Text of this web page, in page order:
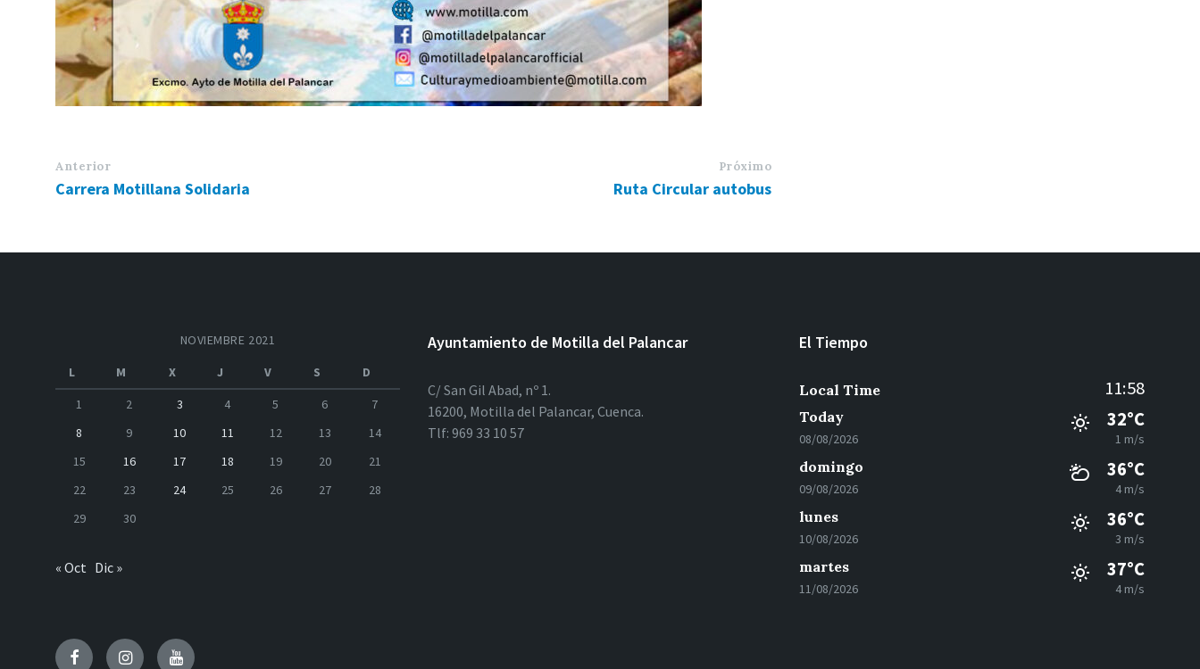
Anterior
Carrera Motillana Solidaria
Próximo
Ruta Circular autobus
NOVIEMBRE 2021
L
M X J V S
D
1
2 3 4 5 6
7
8
9 10 11 12 13
14
15
16 17 18 19 20
21
22
23 24 25 26 27
28
29
30
« Oct Dic »
Ayuntamiento de Motilla del Palancar
C/ San Gil Abad, nº 1.
16200, Motilla del Palancar, Cuenca.
Tlf: 969 33 10 57
El Tiempo
Local Time 11:58
Today
08/08/2026
32°C
1 m/s
domingo
09/08/2026
36°C
4 m/s
lunes
10/08/2026
36°C
3 m/s
martes
11/08/2026
37°C
4 m/s
FacebookInstagramYoutube